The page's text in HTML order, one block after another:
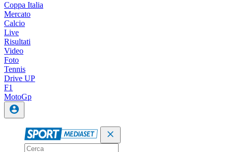
Coppa Italia
Mercato
Calcio
Live
Risultati
Video
Foto
Tennis
Drive UP
F1
MotoGp